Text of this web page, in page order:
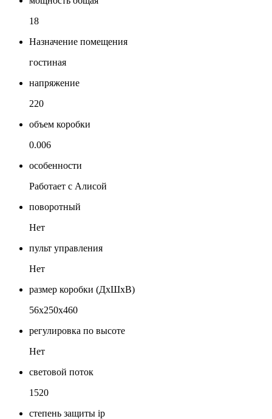
18
Назначение помещения
гостиная
напряжение
220
объем коробки
0.006
особенности
Работает с Алисой
поворотный
Нет
пульт управления
Нет
размер коробки (ДхШхВ)
56x250x460
регулировка по высоте
Нет
световой поток
1520
степень защиты ip